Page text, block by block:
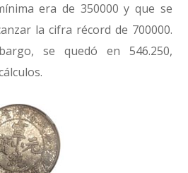
era de 350000 y que se
la cifra récord de 700000.
se quedó en 546.250,